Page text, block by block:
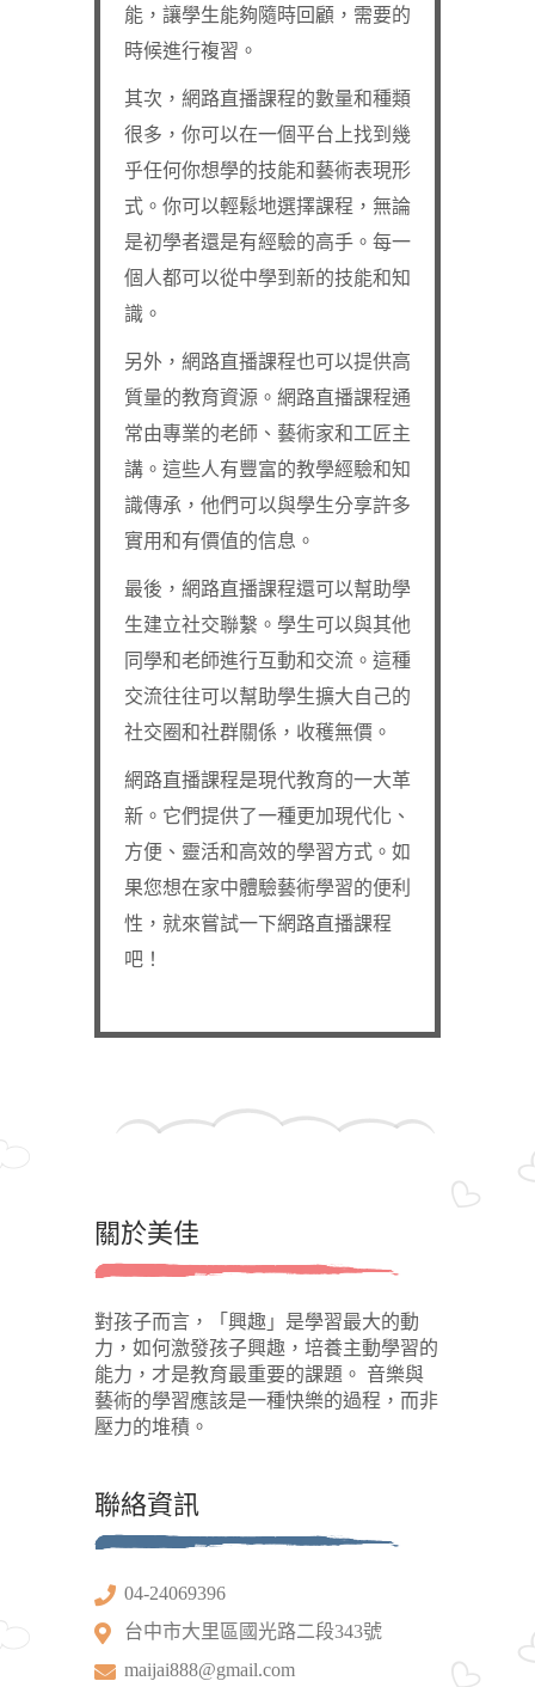
能，讓學生能夠隨時回顧，需要的
時候進行複習。
其次，網路直播課程的數量和種類
很多，你可以在一個平台上找到幾
乎任何你想學的技能和藝術表現形
式。你可以輕鬆地選擇課程，無論
是初學者還是有經驗的高手。每一
個人都可以從中學到新的技能和知
識。
另外，網路直播課程也可以提供高
質量的教育資源。網路直播課程通
常由專業的老師、藝術家和工匠主
講。這些人有豐富的教學經驗和知
識傳承，他們可以與學生分享許多
實用和有價值的信息。
最後，網路直播課程還可以幫助學
生建立社交聯繫。學生可以與其他
同學和老師進行互動和交流。這種
交流往往可以幫助學生擴大自己的
社交圈和社群關係，收穫無價。
網路直播課程是現代教育的一大革
新。它們提供了一種更加現代化、
方便、靈活和高效的學習方式。如
果您想在家中體驗藝術學習的便利
性，就來嘗試一下網路直播課程
吧！
關於美佳
對孩子而言，「興趣」是學習最大的動
力，如何激發孩子興趣，培養主動學習的
能力，才是教育最重要的課題。 音樂與
藝術的學習應該是一種快樂的過程，而非
壓力的堆積。
聯絡資訊
04-24069396
台中市大里區國光路二段343號
maijai888@gmail.com